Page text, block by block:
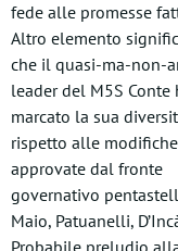
fede alle promesse
Altro elemento
che il quasi-ma-non-
leader del M5S Conte
marcato la sua
rispetto alle modifiche
approvate dal fronte
governativo
Maio, Patuanelli,
Probabile preludio